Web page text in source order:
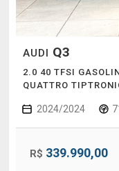
AUDI Q3
2.0 40 TFSI
QUATTRO
2024/2024
R$ 339.990,00